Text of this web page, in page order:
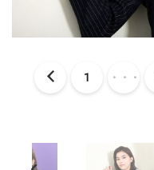
1 ・・・